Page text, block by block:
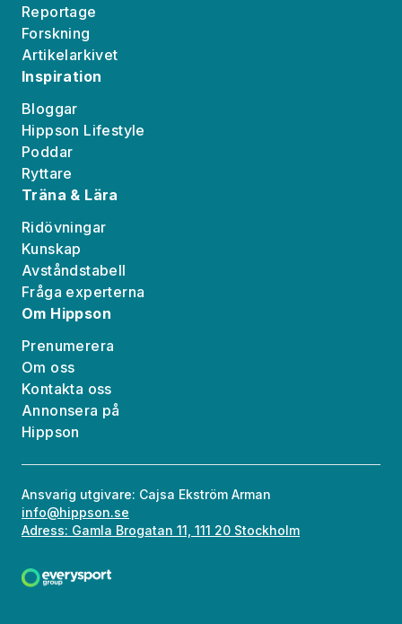
Reportage
Forskning
Artikelarkivet
Inspiration
Bloggar
Hippson Lifestyle
Poddar
Ryttare
Träna & Lära
Ridövningar
Kunskap
Avståndstabell
Fråga experterna
Om Hippson
Prenumerera
Om oss
Kontakta oss
Annonsera på
Hippson
Ansvarig utgivare: Cajsa Ekström Arman
info@hippson.se
Adress: Gamla Brogatan 11, 111 20 Stockholm